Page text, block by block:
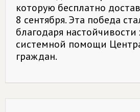
которую бесплатно
8 сентября. Эта победа
благодаря
системной помощи
граждан.